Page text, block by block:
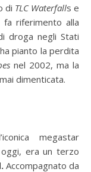
di TLC Waterfalls e
fa riferimento alla
droga negli Stati
pianto la perdita
nel 2002, ma la
dimenticata.
megastar
era un terzo
Accompagnato da